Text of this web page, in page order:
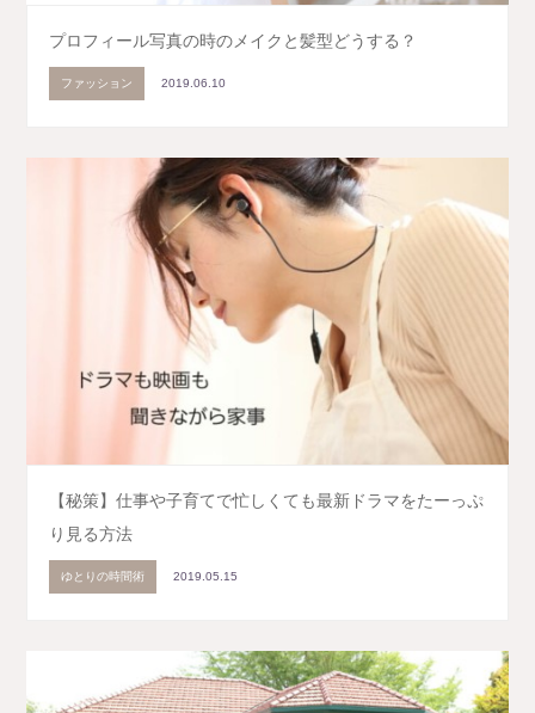
プロフィール写真の時のメイクと髪型どうする？
ファッション 2019.06.10
【秘策】仕事や子育てで忙しくても最新ドラマをたーっぷ
り見る方法
ゆとりの時間術 2019.05.15